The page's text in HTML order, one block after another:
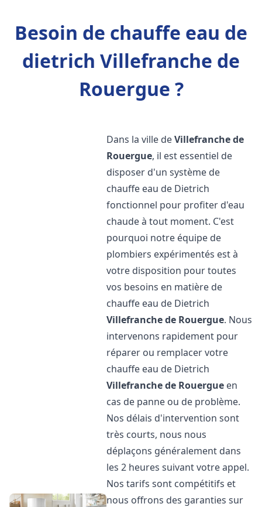
Besoin de chauffe eau de
dietrich Villefranche de
Rouergue ?
Dans la ville deVillefranche de
Rouergue, il est essentiel de
disposer d'un système de
chauffe eau de Dietrich
fonctionnel pour profiter d'eau
chaude à tout moment. C'est
pourquoi notre équipe de
plombiers expérimentés est à
votre disposition pour toutes
vos besoins en matière de
chauffe eau de Dietrich
Villefranche de Rouergue. Nous
intervenons rapidement pour
réparer ou remplacer votre
chauffe eau de Dietrich
Villefranche de Rouergue en
cas de panne ou de problème.
Nos délais d'intervention sont
très courts, nous nous
déplaçons généralement dans
les 2 heures suivant votre appel.
Nos tarifs sont compétitifs et
nous offrons des garanties sur